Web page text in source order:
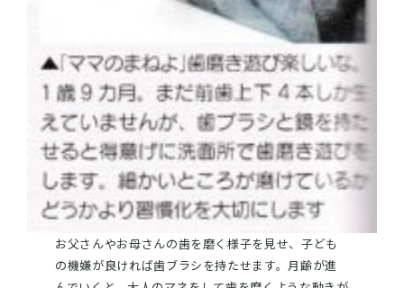
お父さんやお母さんの歯を磨く様子を見せ、子ども
の機嫌が良ければ歯ブラシを持たせます。月齢が進